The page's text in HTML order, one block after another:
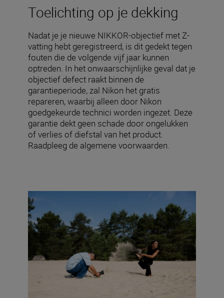
Toelichting op je dekking
Nadat je je nieuwe NIKKOR-objectief met Z-
vatting hebt geregistreerd, is dit gedekt tegen
fouten die de volgende vijf jaar kunnen
optreden. In het onwaarschijnlijke geval dat je
objectief defect raakt binnen de
garantieperiode, zal Nikon het gratis
repareren, waarbij alleen door Nikon
goedgekeurde technici worden ingezet. Deze
garantie dekt geen schade door ongelukken
of verlies of diefstal van het product.
Raadpleeg de algemene voorwaarden.